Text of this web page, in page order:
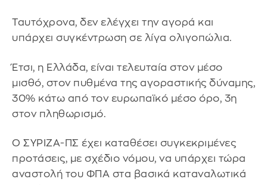
Ταυτόχρονα, δεν ελέγχει την αγορά και
υπάρχει συγκέντρωση σε λίγα ολιγοπώλια.
Έτσι, η Ελλάδα, είναι τελευταία στον μέσο
μισθό, στον πυθμένα της αγοραστικής δύναμης,
30% κάτω από τον ευρωπαϊκό μέσο όρο, 3η
στον πληθωρισμό.
Ο ΣΥΡΙΖΑ-ΠΣ έχει καταθέσει συγκεκριμένες
προτάσεις, με σχέδιο νόμου, να υπάρχει τώρα
αναστολή του ΦΠΑ στα βασικά καταναλωτικά